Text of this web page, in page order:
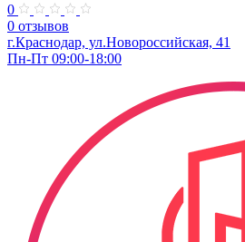
0
0 отзывов
г.Краснодар, ул.Новороссийская, 41
Пн-Пт 09:00-18:00